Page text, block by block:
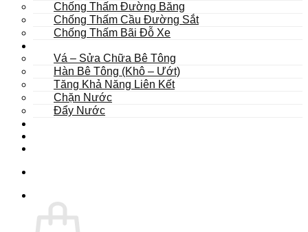
Chống Thấm Đường Băng
Chống Thấm Cầu Đường Sắt
Chống Thấm Bãi Đỗ Xe
Vá – Sửa Chữa Bê Tông
Hàn Bê Tông (Khô – Ướt)
Tăng Khả Năng Liên Kết
Chặn Nước
Đẩy Nước